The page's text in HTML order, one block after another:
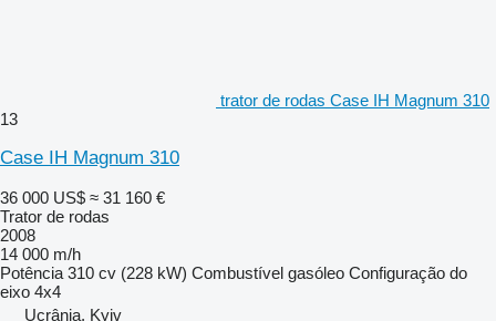
trator de rodas Case IH Magnum 310
13
Case IH Magnum 310
36 000 US$ ≈ 31 160 €
Trator de rodas
2008
14 000 m/h
Potência 310 cv (228 kW) Combustível gasóleo Configuração do
eixo 4x4
Ucrânia, Kyiv